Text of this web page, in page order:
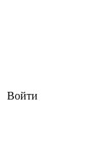
Войти